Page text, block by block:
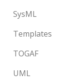
SysML
Templates
TOGAF
UML